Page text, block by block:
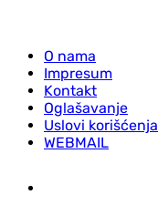
O nama
Impresum
Kontakt
Oglašavanje
Uslovi korišćenja
WEBMAIL